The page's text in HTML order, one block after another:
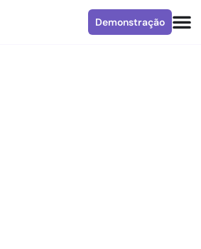
Demonstração